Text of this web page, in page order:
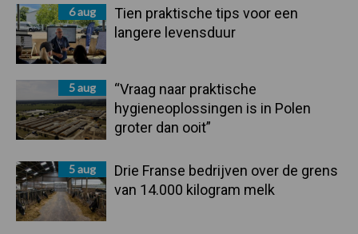
6 aug
Tien praktische tips voor een
langere levensduur
5 aug
“Vraag naar praktische
hygieneoplossingen is in Polen
groter dan ooit”
5 aug
Drie Franse bedrijven over de grens
van 14.000 kilogram melk